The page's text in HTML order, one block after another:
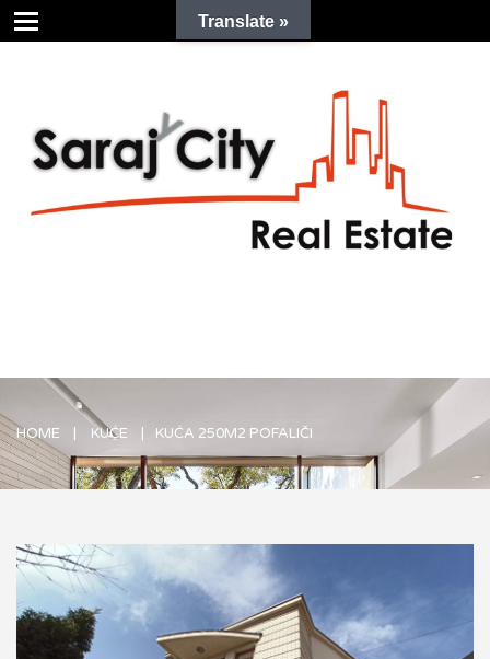
HOME KUĆE KUĆA 250M2 POFALIČI
Translate »